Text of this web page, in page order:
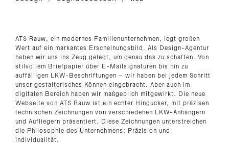
ATS Rauw, ein modernes Familienunternehmen, legt großen
Wert auf ein markantes Erscheinungsbild. Als Design-Agentur
haben wir uns ins Zeug gelegt, um genau das zu schaffen. Von
stilvollem Briefpapier über E-Mailsignaturen bis hin zu
auffälligen LKW-Beschriftungen – wir haben bei jedem Schritt
unser gestalterisches Können eingebracht. Aber auch im
digitalen Bereich haben wir maßgeblich mitgewirkt. Die neue
Webseite von ATS Rauw ist ein echter Hingucker, mit präzisen
technischen Zeichnungen von verschiedenen LKW-Anhängern
und Aufliegern präsentiert. Diese Zeichnungen unterstreichen
die Philosophie des Unternehmens: Präzision und
Individualität.